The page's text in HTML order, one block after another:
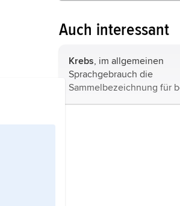
Auch interessant
Krebs, im allgemeinen
Sprachgebrauch die
Sammelbezeichnung für
Neubildungen von